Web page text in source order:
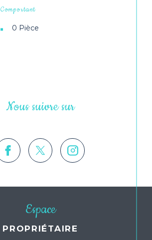
Comportant
0 Pièce
Nous suivre sur
Espace
PROPRIÉTAIRE